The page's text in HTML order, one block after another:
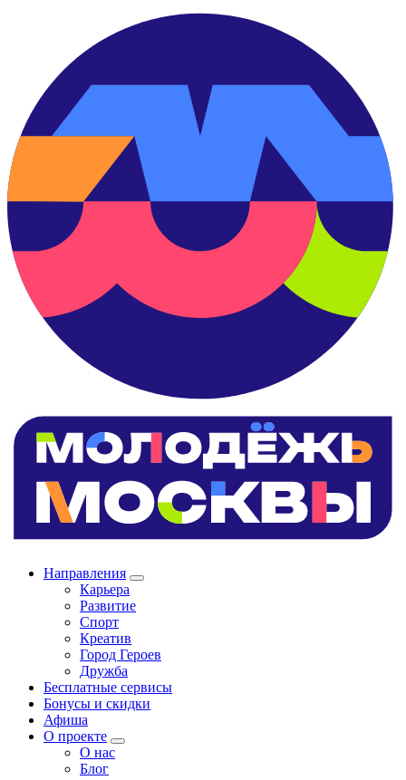
Направления
Карьера
Развитие
Спорт
Креатив
Город Героев
Дружба
Бесплатные сервисы
Бонусы и скидки
Афиша
О проекте
О нас
Блог